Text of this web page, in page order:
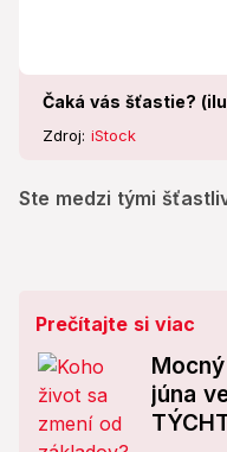
Čaká vás šťastie?
Zdroj: iStock
Ste medzi tými
Prečítajte si viac
júna